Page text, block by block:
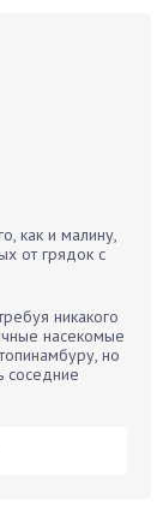
как и малину,
от грядок с
никакого
насекомые
но
соседние